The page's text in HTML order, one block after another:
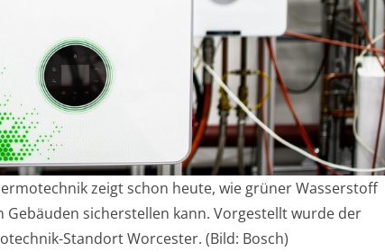
zeigt schon heute, wie grüner Wasserstoff
sicherstellen kann. Vorgestellt wurde der
Standort Worcester. (Bild: Bosch)